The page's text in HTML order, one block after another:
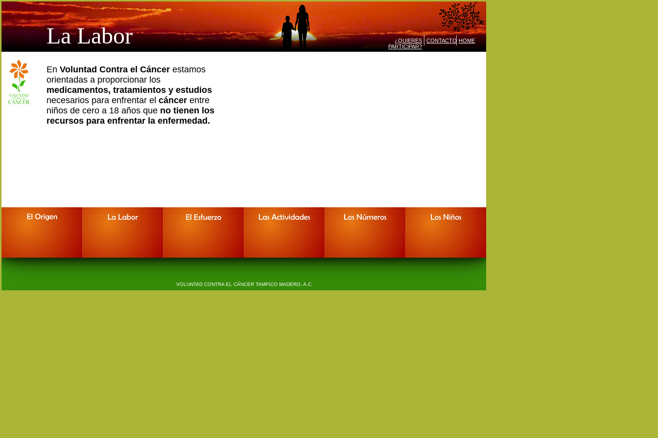
CONTACTO HOME
¿QUIERES
PARTICIPAR?
VOLUNTAD CONTRA EL CÁNCER TAMPICO MADERO, A.C.
La Labor
En Voluntad Contra el Cáncer estamos
orientadas a proporcionar los
medicamentos, tratamientos y estudios
necesarios para enfrentar el cáncer entre
niños de cero a 18 años que no tienen los
recursos para enfrentar la enfermedad.